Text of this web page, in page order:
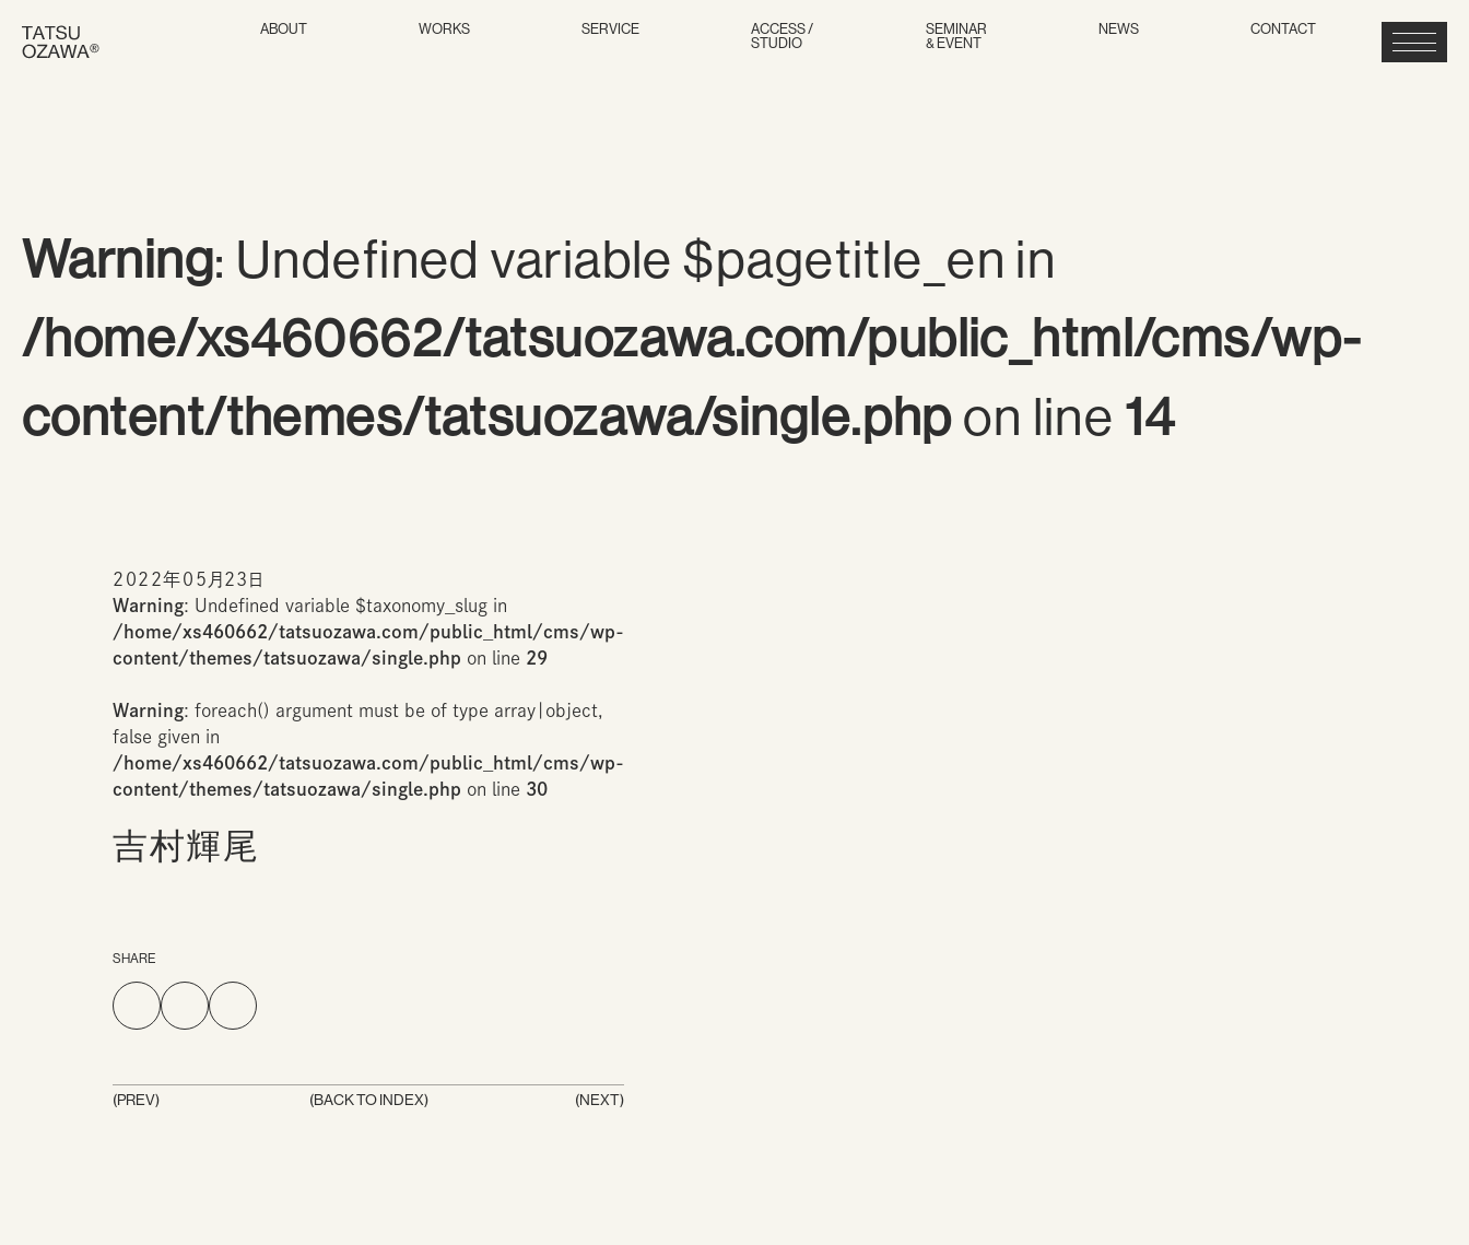
ABOUT WORKS SERVICE
ACCESS /
STUDIO
SEMINAR
& EVENT
NEWS CONTACT
Warning: Undefined variable $pagetitle_en in
/home/xs460662/tatsuozawa.com/public_html/cms/wp-
content/themes/tatsuozawa/single.php on line 14
2022年05月23日
Warning: Undefined variable $taxonomy_slug in
/home/xs460662/tatsuozawa.com/public_html/cms/wp-
content/themes/tatsuozawa/single.php on line 29
Warning: foreach() argument must be of type array|object,
false given in
/home/xs460662/tatsuozawa.com/public_html/cms/wp-
content/themes/tatsuozawa/single.php on line 30
吉村輝尾
SHARE
(PREV) (BACK TO INDEX) (NEXT)